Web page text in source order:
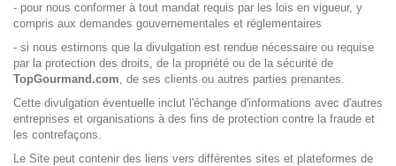
- pour nous conformer à tout mandat requis par les lois en vigueur, y
compris aux demandes gouvernementales et réglementaires
- si nous estimons que la divulgation est rendue nécessaire ou requise
par la protection des droits, de la propriété ou de la sécurité de
TopGourmand.com, de ses clients ou autres parties prenantes.
Cette divulgation éventuelle inclut l'échange d'informations avec d'autres
entreprises et organisations à des fins de protection contre la fraude et
les contrefaçons.
Le Site peut contenir des liens vers différentes sites et plateformes de